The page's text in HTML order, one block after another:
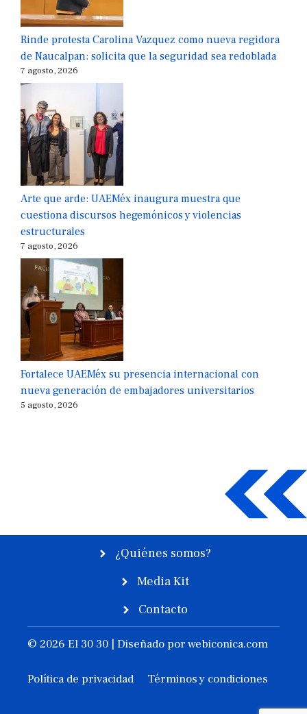
Rinde protesta Carolina Vazquez como nueva regidora
de Naucalpan: solicita que la seguridad sea redoblada
7 agosto, 2026
Arte que arde: UAEMéx inaugura muestra que
cuestiona discursos hegemónicos y violencias
estructurales
7 agosto, 2026
Fortalece UAEMéx su presencia internacional con
nueva generación de embajadores universitarios
5 agosto, 2026
¿Quiénes somos?
Media Kit
Contacto
© 2026 El 30 30 | Diseñado porwebiconica.com
Política de privacidad Términos y condiciones